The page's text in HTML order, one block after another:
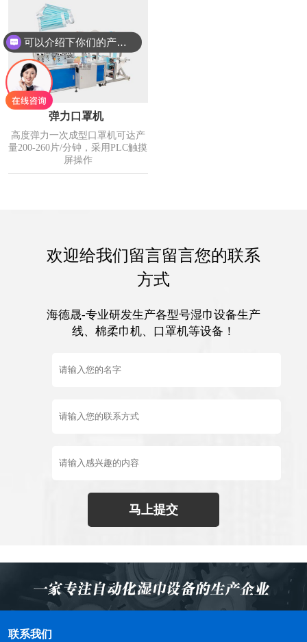
弹力口罩机
高度弹力一次成型口罩机可达产
量200-260片/分钟，采用PLC触摸
屏操作
欢迎给我们留言留言您的联系
方式
海德晟-专业研发生产各型号湿巾设备生产
线、棉柔巾机、口罩机等设备！
马上提交
联系我们
可以介绍下你们的产品么？